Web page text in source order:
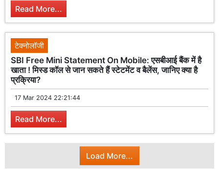
Read More...
टेक्नोलॉजी
SBI Free Mini Statement On Mobile: एसबीआई बैंक में है
खाता ! मिस्ड कॉल से जान सकते हैं स्टेटमेंट व बैलेंस, जानिए क्या है
प्रक्रिया?
17 Mar 2024 22:21:44
Read More...
Load More...